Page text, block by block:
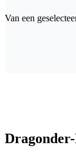
Van een